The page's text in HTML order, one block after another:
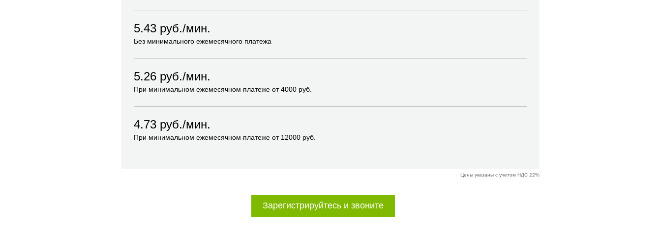
5.43 руб./мин.
Без минимального ежемесячного платежа
5.26 руб./мин.
При минимальном ежемесячном платеже от4000 руб.
4.73 руб./мин.
При минимальном ежемесячном платеже от 12000 руб.
Цены указаны с учетом НДС 22%
Зарегистрируйтесь и звоните